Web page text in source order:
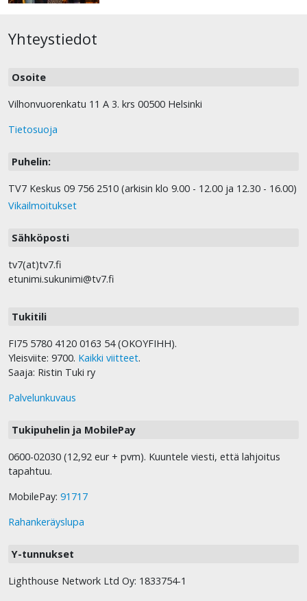
Yhteystiedot
Osoite
Vilhonvuorenkatu 11 A 3. krs 00500 Helsinki
Tietosuoja
Puhelin:
TV7 Keskus 09 756 2510 (arkisin klo 9.00 - 12.00 ja 12.30 - 16.00)
Vikailmoitukset
Sähköposti
tv7(at)tv7.fi
etunimi.sukunimi@tv7.fi
Tukitili
FI75 5780 4120 0163 54 (OKOYFIHH).
Yleisviite: 9700. Kaikki viitteet.
Saaja: Ristin Tuki ry
Palvelunkuvaus
Tukipuhelin ja MobilePay
0600-02030 (12,92 eur + pvm). Kuuntele viesti, että lahjoitus
tapahtuu.
MobilePay: 91717
Rahankeräyslupa
Y-tunnukset
Lighthouse Network Ltd Oy: 1833754-1